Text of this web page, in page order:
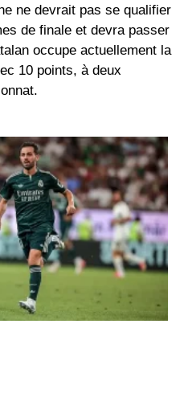
ne devrait pas se qualifier
de finale et devra passer
occupe actuellement la
10 points, à deux